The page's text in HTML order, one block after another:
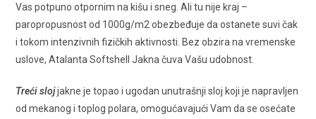
Vas potpuno otpornim na kišu i sneg. Ali tu nije kraj –
paropropusnost od 1000g/m2 obezbeđuje da ostanete suvi čak
i tokom intenzivnih fizičkih aktivnosti. Bez obzira na vremenske
uslove, Atalanta Softshell Jakna čuva Vašu udobnost.
Treći slojjakne je topao i ugodan unutrašnji sloj koji je napravljen
od mekanog i toplog polara, omogućavajući Vam da se osećate